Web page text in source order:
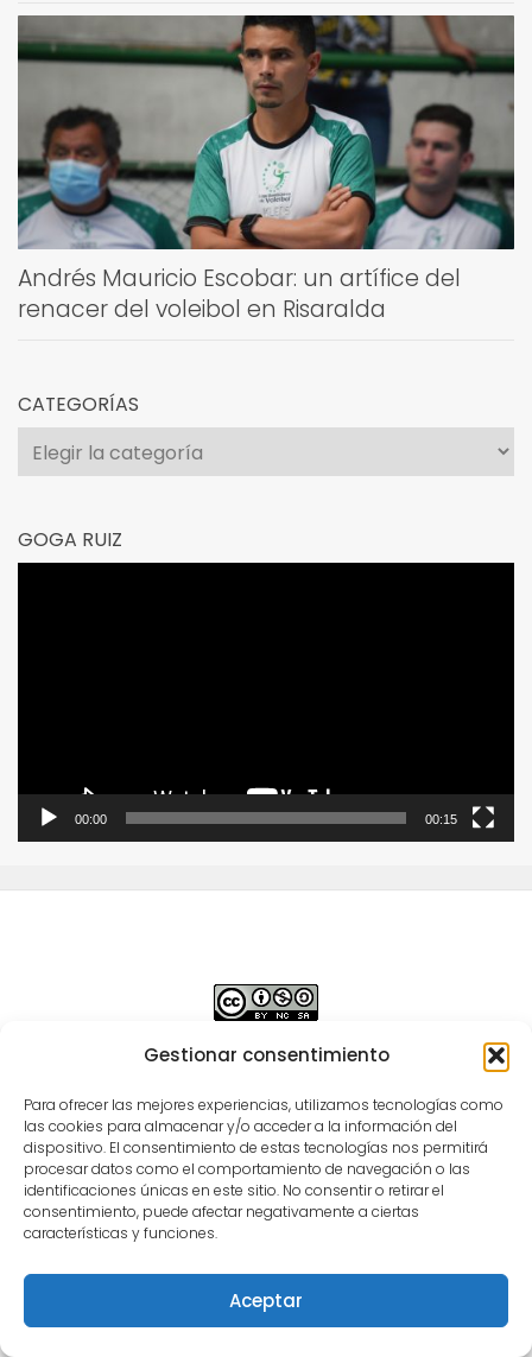
Gestionar consentimiento
Para ofrecer las mejores experiencias, utilizamos tecnologías como
las cookies para almacenar y/o acceder a la información del
dispositivo. El consentimiento de estas tecnologías nos permitirá
procesar datos como el comportamiento de navegación o las
identificaciones únicas en este sitio. No consentir o retirar el
consentimiento, puede afectar negativamente a ciertas
características y funciones.
Aceptar
Andrés Mauricio Escobar: un artífice del
renacer del voleibol en Risaralda
CATEGORÍAS
Categorías
GOGA RUIZ
00:00 00:15
Este obra está bajo unalicencia de Creative
CompartirIgual 4.0 Internacional.
Para comunicarse con Semilleros Deportivos puede
escribir vía correo electrónico a
info@semillerosdeportivos.comó llamar al
Pereira-Colombia